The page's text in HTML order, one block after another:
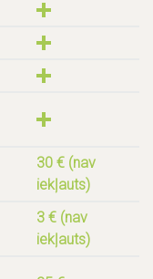
30 € (nav
iekļauts)
3 € (nav
iekļauts)